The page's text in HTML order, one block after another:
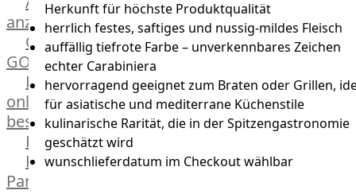
anzeigen
OTTO
GOURMET
Lebensmittel
online
bestellen
Karriere
Kochschul-
Partner
Herkunft für höchste Produktqualität
herrlich festes, saftiges und nussig-mildes Fleisch
auffällig tiefrote Farbe – unverkennbares Zeichen
echter Carabiniera
hervorragend geeignet zum Braten oder Grillen,
für asiatische und mediterrane Küchenstile
kulinarische Rarität, die in der Spitzengastronomie
geschätzt wird
wunschlieferdatum im Checkout wählbar